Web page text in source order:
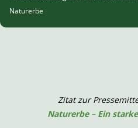
Naturerbe
Zitat zur
Naturerbe – Ein